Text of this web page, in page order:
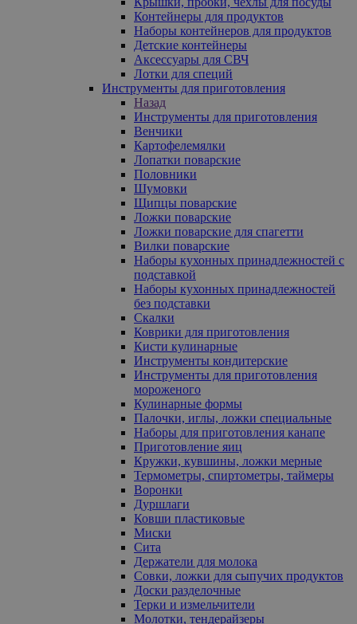
Контейнеры для продуктов
Наборы контейнеров для продуктов
Детские контейнеры
Аксессуары для СВЧ
Лотки для специй
Инструменты для приготовления
Назад
Инструменты для приготовления
Венчики
Картофелемялки
Лопатки поварские
Половники
Шумовки
Щипцы поварские
Ложки поварские
Ложки поварские для спагетти
Вилки поварские
Наборы кухонных принадлежностей с
подставкой
Наборы кухонных принадлежностей
без подставки
Скалки
Коврики для приготовления
Кисти кулинарные
Инструменты кондитерские
Инструменты для приготовления
мороженого
Кулинарные формы
Палочки, иглы, ложки специальные
Наборы для приготовления канапе
Приготовление яиц
Кружки, кувшины, ложки мерные
Термометры, спиртометры, таймеры
Воронки
Дуршлаги
Ковши пластиковые
Миски
Сита
Держатели для молока
Совки, ложки для сыпучих продуктов
Доски разделочные
Терки и измельчители
Молотки, тендерайзеры